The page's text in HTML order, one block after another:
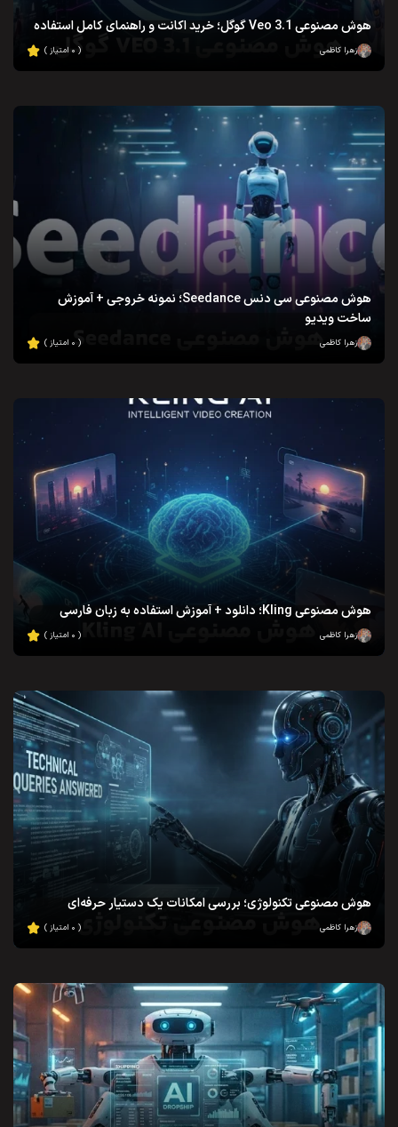
هوش مصنوعی Veo 3.1 گوگل؛ خرید اکانت و راهنمای کامل استفاده
زهرا کاظمی ( ۰ امتیاز )
هوش مصنوعی سی دنس Seedance؛ نمونه خروجی + آموزش
ساخت ویدیو
زهرا کاظمی ( ۰ امتیاز )
هوش مصنوعی Kling؛ دانلود + آموزش استفاده به زبان فارسی
زهرا کاظمی ( ۰ امتیاز )
هوش مصنوعی تکنولوژی؛ بررسی امکانات یک دستیار حرفه‌ای
زهرا کاظمی ( ۰ امتیاز )